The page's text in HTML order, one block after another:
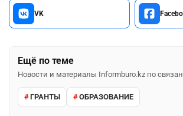
VK
Ещё по теме
Новости и материалы Informburo.kz по
ГРАНТЫ ОБРАЗОВАНИЕ